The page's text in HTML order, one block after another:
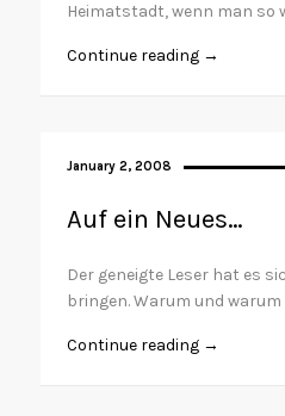
Heimatstadt, wenn man so
Continue reading →
January 2, 2008
Auf ein Neues…
Der geneigte Leser hat es
bringen. Warum und
Continue reading →